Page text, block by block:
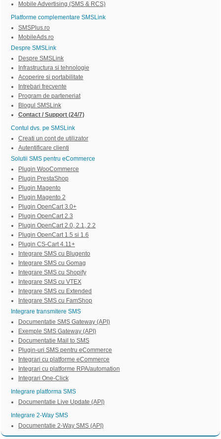
Mobile Advertising (SMS & RCS)
Platforme complementare SMSLink
SMSPlus.ro
MobileAds.ro
Despre SMSLink
Despre SMSLink
Infrastructura si tehnologie
Acoperire si portabilitate
Intrebari frecvente
Program de parteneriat
Blogul SMSLink
Contact / Support (24/7)
Contul dvs. pe SMSLink
Creati un cont de utilizator
Autentificare clienti
Solutii SMS pentru eCommerce
Plugin WooCommerce
Plugin PrestaShop
Plugin Magento
Plugin Magento 2
Plugin OpenCart 3.0+
Plugin OpenCart 2.3
Plugin OpenCart 2.0, 2.1, 2.2
Plugin OpenCart 1.5 si 1.6
Plugin CS-Cart 4.11+
Integrare SMS cu Blugento
Integrare SMS cu Gomag
Integrare SMS cu Shopify
Integrare SMS cu VTEX
Integrare SMS cu Extended
Integrare SMS cu FamShop
Integrare transmitere SMS
Documentatie SMS Gateway (API)
Exemple SMS Gateway (API)
Documentatie Mail to SMS
Plugin-uri SMS pentru eCommerce
Integrari cu platforme eCommerce
Integrari cu platforme RPA/automation
Integrari One-Click
Integrare platforma SMS
Documentatie Live Update (API)
Integrare 2-Way SMS
Documentatie 2-Way SMS (API)